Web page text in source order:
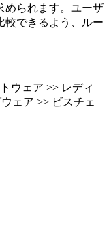
められます。ユーザ
較できるよう、ルー
ウェア >> レディ
ェア >> ビスチェ